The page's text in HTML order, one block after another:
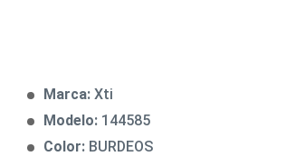
Marca: Xti
Modelo: 144585
Color: BURDEOS